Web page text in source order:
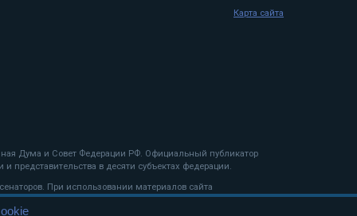
Дума и Совет Федерации РФ. Официальный публикатор
представительства в десяти субъектах федерации.
При использовании материалов сайта
Карта сайта